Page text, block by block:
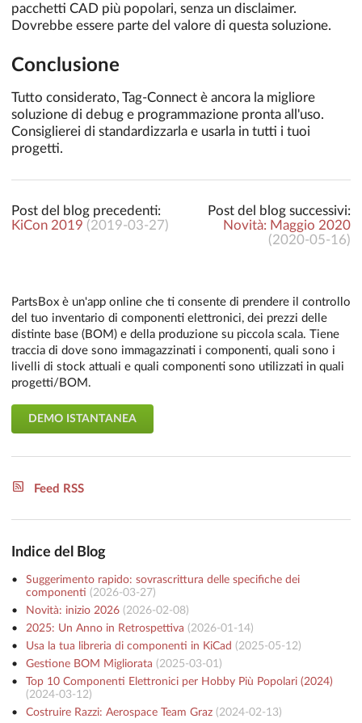
pacchetti CAD più popolari, senza un disclaimer.
Dovrebbe essere parte del valore di questa soluzione.
Conclusione
Tutto considerato, Tag-Connect è ancora la migliore
soluzione di debug e programmazione pronta all'uso.
Consiglierei di standardizzarla e usarla in tutti i tuoi
progetti.
Post del blog precedenti:
KiCon 2019 (2019-03-27)
Post del blog successivi:
Novità: Maggio 2020
(2020-05-16)
PartsBox è un'app online che ti consente di prendere il controllo
del tuo inventario di componenti elettronici, dei prezzi delle
distinte base (BOM) e della produzione su piccola scala. Tiene
traccia di dove sono immagazzinati i componenti, quali sono i
livelli di stock attuali e quali componenti sono utilizzati in quali
progetti/BOM.
DEMO ISTANTANEA
Feed RSS
Indice del Blog
Suggerimento rapido: sovrascrittura delle specifiche dei
componenti (2026-03-27)
Novità: inizio 2026(2026-02-08)
2025: Un Anno in Retrospettiva (2026-01-14)
Usa la tua libreria di componenti in KiCad (2025-05-12)
Gestione BOM Migliorata (2025-03-01 )
Top 10 Componenti Elettronici per Hobby Più Popolari (2024)
(2024-03-12)
Costruire Razzi: Aerospace Team Graz(2024-02-13)